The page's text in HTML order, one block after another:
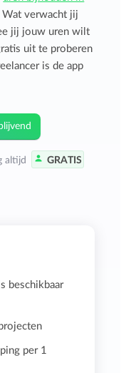
verwacht jij
jij jouw uren wilt
uit te proberen
is de app
altijd
GRATIS
beschikbaar
per 1